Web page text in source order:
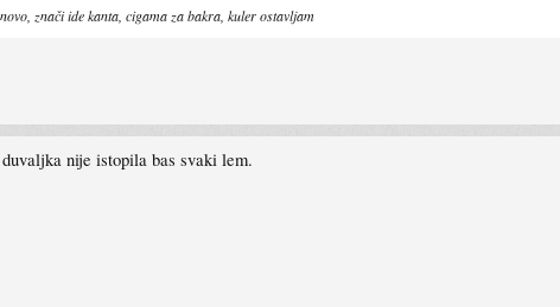
znači ide kanta, cigama za bakra, kuler ostavljam
nije istopila bas svaki lem.